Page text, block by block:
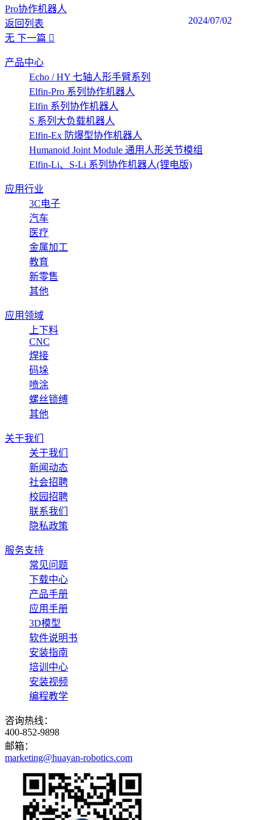
Pro协作机器人
2024/07/02
返回列表
无 下一篇
产品中心
Echo / HY 七轴人形手臂系列
Elfin-Pro 系列协作机器人
Elfin 系列协作机器人
S 系列大负载机器人
Elfin-Ex 防爆型协作机器人
Humanoid Joint Module 通用人形关节模组
Elfin-Li、S-Li 系列协作机器人(锂电版)
应用行业
3C电子
汽车
医疗
金属加工
教育
新零售
其他
应用领域
上下料
CNC
焊接
码垛
喷涂
螺丝锁缚
其他
关于我们
关于我们
新闻动态
社会招聘
校园招聘
联系我们
隐私政策
服务支持
常见问题
下载中心
产品手册
应用手册
3D模型
软件说明书
安装指南
培训中心
安装视频
编程教学
咨询热线：
400-852-9898
邮箱：
marketing@huayan-robotics.com